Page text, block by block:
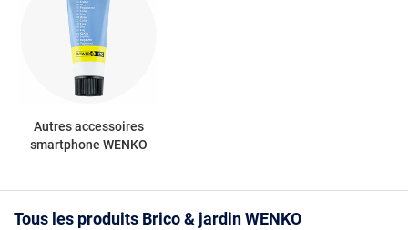
Autres accessoires
smartphone WENKO
Tous les produits Brico & jardin WENKO